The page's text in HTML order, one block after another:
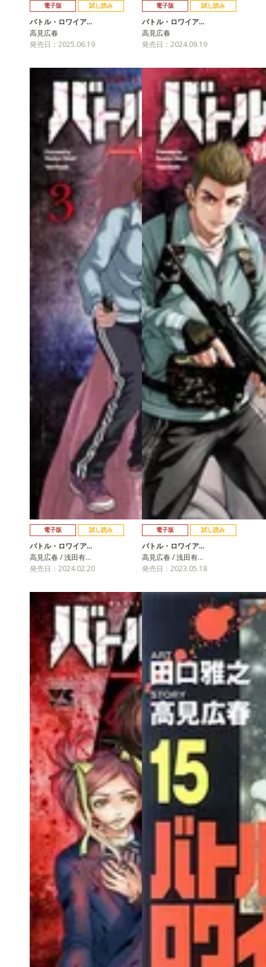
電子版 試し読み
バトル・ロワイア…
高見広春
発売日：2025.06.19
電子版 試し読み
バトル・ロワイア…
高見広春
発売日：2024.09.19
電子版 試し読み
バトル・ロワイア…
高見広春 / 浅田有…
発売日：2024.02.20
電子版 試し読み
バトル・ロワイア…
高見広春 / 浅田有…
発売日：2023.05.18